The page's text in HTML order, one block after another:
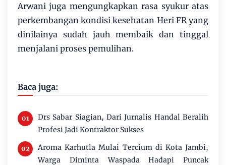
Arwani juga mengungkapkan rasa syukur atas
perkembangan kondisi kesehatan Heri FR yang
dinilainya sudah jauh membaik dan tinggal
menjalani proses pemulihan.
Baca juga:
Drs Sabar Siagian, Dari Jurnalis Handal Beralih
Profesi Jadi Kontraktor Sukses
Aroma Karhutla Mulai Tercium di Kota Jambi,
Warga Diminta Waspada Hadapi Puncak